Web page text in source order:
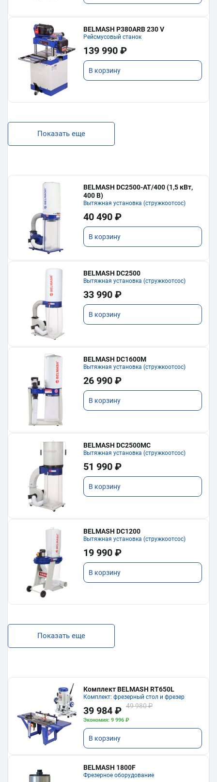
BELMASH P380ARB 230 V
Рейсмусовый станок
139 990 ₽
В корзину
Показать еще
BELMASH DC2500-AT/400 (1,5 кВт,
400 В)
Вытяжная установка (стружкоотсос)
40 490 ₽
В корзину
BELMASH DC2500
Вытяжная установка (стружкоотсос)
33 990 ₽
В корзину
BELMASH DC1600M
Вытяжная установка (стружкоотсос)
26 990 ₽
В корзину
BELMASH DC2500MC
Вытяжная установка (стружкоотсос)
51 990 ₽
В корзину
BELMASH DC1200
Вытяжная установка (стружкоотсос)
19 990 ₽
В корзину
Показать еще
Комплект BELMASH RT650L
Комплект: фрезерный стол и фрезер
39 984 ₽ 49 980 ₽
Экономия: 9 996 ₽
В корзину
BELMASH 1800F
Фрезерное оборудование